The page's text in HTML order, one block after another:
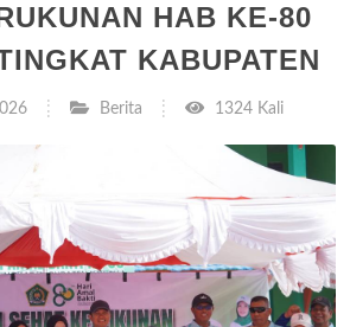
HAB KE-80
KABUPATEN
Berita 1324 Kali